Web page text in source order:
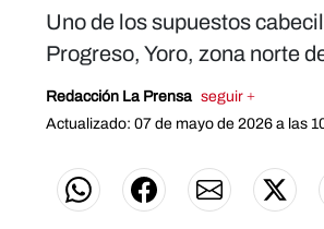
Uno de los supuestos
Progreso, Yoro, zona norte
Redacción La Prensa seguir +
Actualizado: 07 de mayo de 2026 a las